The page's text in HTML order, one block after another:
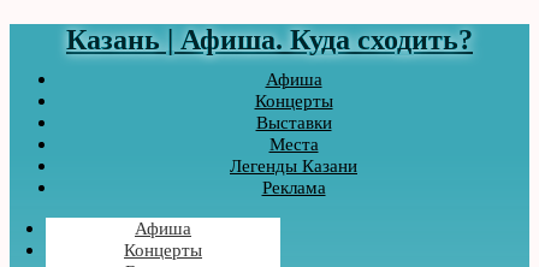
Казань | Афиша. Куда сходить?
Афиша
Концерты
Выставки
Места
Легенды Казани
Реклама
Афиша
Концерты